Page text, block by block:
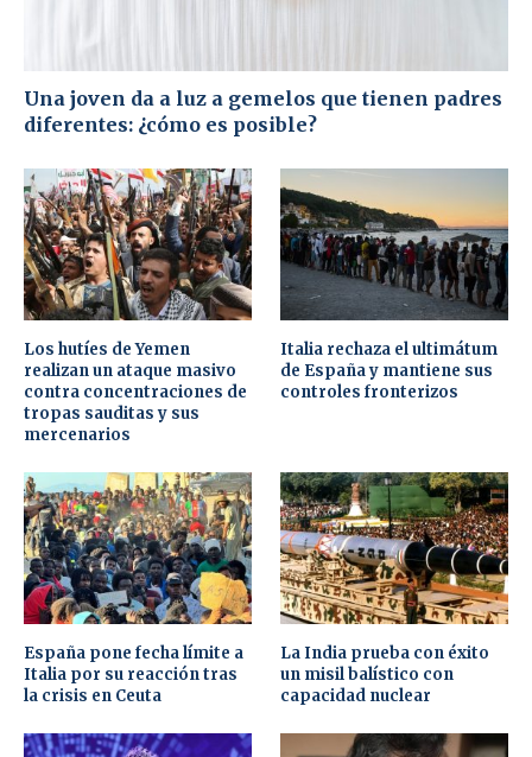
Una joven da a luz a gemelos que tienen padres
diferentes: ¿cómo es posible?
Los hutíes de Yemen
realizan un ataque masivo
contra concentraciones de
tropas sauditas y sus
mercenarios
Italia rechaza el ultimátum
de España y mantiene sus
controles fronterizos
España pone fecha límite a
Italia por su reacción tras
la crisis en Ceuta
La India prueba con éxito
un misil balístico con
capacidad nuclear